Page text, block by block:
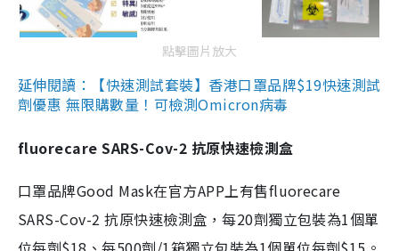
點擊圖片放大
延伸閱讀：【快速測試套裝】香港口罩品牌$19快速測試
劑優惠 無限購數量！可檢測Omicron病毒
fluorecare SARS-Cov-2 抗原快速檢測盒
口罩品牌Good Mask在官方APP上有售fluorecare
SARS-Cov-2 抗原快速檢測盒，每20劑獨立包裝為1個單